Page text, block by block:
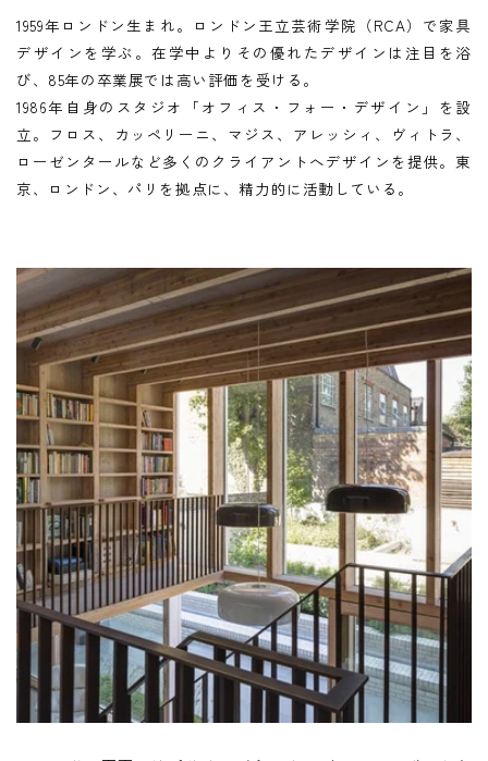
1959年ロンドン生まれ。ロンドン王立芸術学院（RCA）で家具
デザインを学ぶ。在学中よりその優れたデザインは注目を浴
び、85年の卒業展では高い評価を受ける。
1986年自身のスタジオ「オフィス・フォー・デザイン」を設
立。フロス、カッペリーニ、マジス、アレッシィ、ヴィトラ、
ローゼンタールなど多くのクライアントへデザインを提供。東
京、ロンドン、パリを拠点に、精力的に活動している。